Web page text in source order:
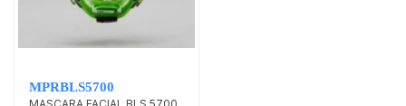
MPRBLS5700